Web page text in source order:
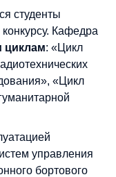
студенты
Кафедра
циклам: «Цикл
«Цикл
управления
бортового